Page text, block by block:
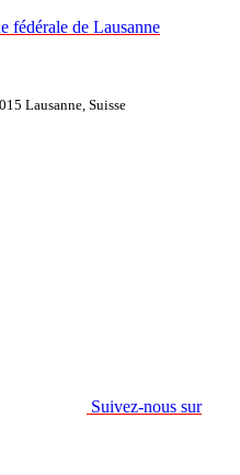
Lausanne, Suisse
Suivez-nous sur